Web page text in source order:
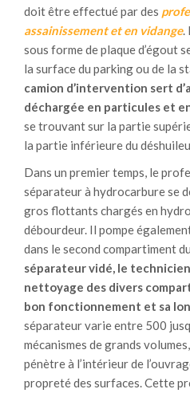
doit être effectué par des
assainissement et en vidange.
sous forme de plaque d’égout
la surface du parking ou de la
camion d’intervention sert
déchargée en particules et
se trouvant sur la partie
la partie inférieure du
Dans un premier temps, le
séparateur à hydrocarbure se
gros flottants chargés en
débourdeur. Il pompe
dans le second compartiment
séparateur vidé, le
nettoyage des divers
bon fonctionnement et sa
séparateur varie entre 500
mécanismes de grands
pénètre à l’intérieur de
propreté des surfaces. Cette